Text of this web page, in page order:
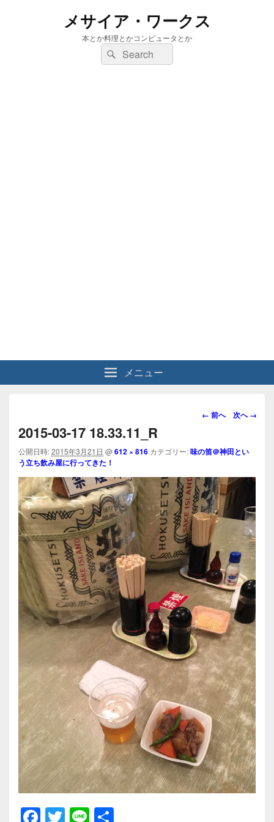
メサイア・ワークス
本とか料理とかコンピュータとか
検
索:
検
索
メニュー
画
ビ
ー
シ
ョ
ン
← 前へ 次へ →
2015-03-17 18.33.11_R
公開日時:2015年3月21日 @612 × 816 カテゴリー:味の笛＠神田とい
う立ち飲み屋に行ってきた！